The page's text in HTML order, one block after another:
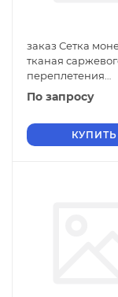
заказ Сетка
тканая
переплетения
двусторонняя
фильтровая 1х0,3
ячейки
По запросу
КУПИТЬ